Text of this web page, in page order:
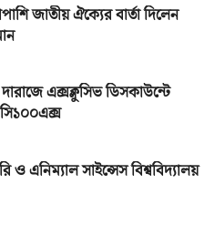
জাতীয় ঐক্যের বার্তা দিলেন
দারাজে এক্সক্লুসিভ ডিসকাউন্টে
ও এনিম্যাল সাইন্সেস বিশ্ববিদ্যালয়